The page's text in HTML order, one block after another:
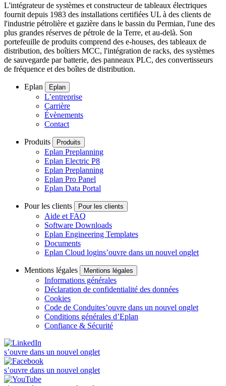
L'intégrateur de systèmes et constructeur de tableaux électriques
fournit depuis 1983 des installations certifiées UL à des clients de
l'industrie pétrolière et gazière dans le bassin du Permian, l'une des
plus grandes réserves de pétrole de la Terre, et au-delà. Son
portefeuille de produits comprend des e-houses, des tableaux de
distribution, des boîtiers MCC, l'intégration de racks, des systèmes
de sauvegarde par batterie, des panneaux PLC, des convertisseurs
de fréquence et des boîtes de distribution.
Eplan Eplan
L’entreprise
Carrière
Évènements
Contact
Produits Produits
Eplan Preplanning
Eplan Electric P8
Eplan Preplanning
Eplan Pro Panel
Eplan Data Portal
Pour les clients Pour les clients
Aide et FAQ
Software Downloads
Eplan Engineering Templates
Documents
Eplan Cloud logins’ouvre dans un nouvel onglet
Mentions légales Mentions légales
Informations générales
Déclaration de confidentialité des données
Cookies
Code de Conduites’ouvre dans un nouvel onglet
Conditions générales d’Eplan
Confiance & Sécurité
s’ouvre dans un nouvel onglet
s’ouvre dans un nouvel onglet